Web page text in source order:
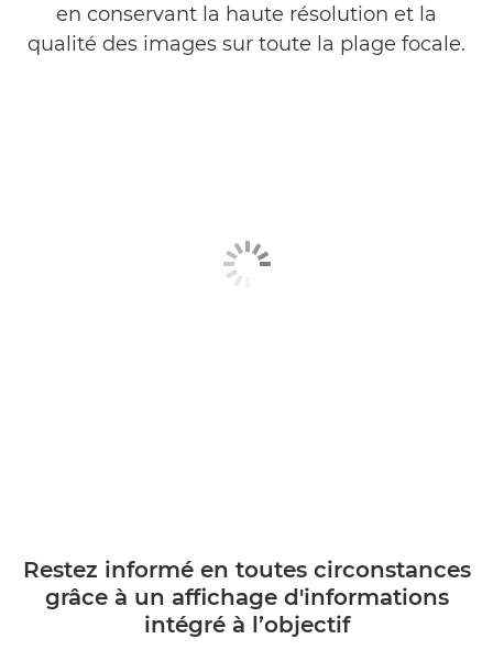
en conservant la haute résolution et la
qualité des images sur toute la plage focale.
Restez informé en toutes circonstances
grâce à un affichage d'informations
intégré à l’objectif